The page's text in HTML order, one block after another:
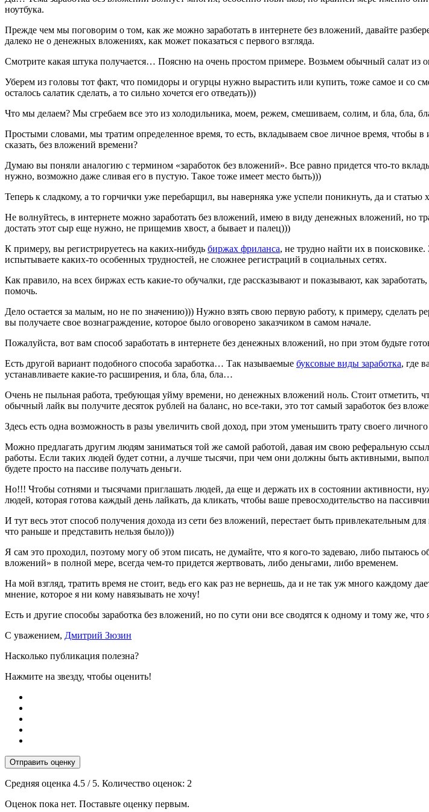
ноутбука.
Прежде чем мы поговорим о том, как же можно заработать в интернете без вложений, давайте
далеко не о денежных вложениях, как может показаться с первого взгляда.
Смотрите какая штука получается… Поясню на очень простом примере. Возьмем обычный салат из
Уберем из головы тот факт, что помидоры и огурцы нужно вырастить или купить, тоже самое и со
осталось салатик сделать, а то сильно хочется его отведать)))
Что мы делаем? Мы сгребаем все это из холодильника, моем, режем, смешиваем, солим, и бла, бла,
Простыми словами, мы тратим определенное время, то есть, вкладываем свое личное время, чтобы в
сказать, без вложений времени?
Думаю вы поняли аналогию с термином «заработок без вложений». Все равно придется что-то
нужно, возможно даже сливая его в пустую. Такое тоже имеет место быть)))
Теперь к сладкому, а то горчички уже перебарщил, вы наверняка уже успели поникнуть, да и статью
Не волнуйтесь, в интернете можно заработать без вложений, имею в виду денежных вложений, но
достать этот сыр еще нужно, не прищемив хвост, а бывает и палец)))
К примеру, вы регистрируетесь на каких-нибудь биржах фриланса, не трудно найти их в
испытываете каких-то особенных трудностей, не сложнее регистраций в социальных сетях.
Как правило, на всех биржах есть какие-то обучалки, где рассказывают и показывают, как
помочь.
Дело остается за малым, но не по значению))) Нужно взять свою первую работу, к примеру, сделать
вы получаете свое вознаграждение, которое было оговорено заказчиком в самом начале.
Пожалуйста, вот вам способ заработать в интернете без денежных вложений, но при этом будьте
Есть другой вариант подобного способа заработка… Так называемые буксовые виды заработка, где
устанавливаете какие-то расширения, и бла, бла, бла…
Очень не пыльная работа, требующая уйму времени, но денежных вложений ноль. Стоит отметить,
обычный лайк вы получите десяток рублей на баланс, но все-таки, это тот самый заработок без
Здесь есть одна возможность в разы увеличить свой доход, при этом уменьшить трату своего
Можно предлагать другим людям заниматься той же самой работой, давая им свою реферальную
работы. Если таких людей будет сотни, а лучше тысячи, при чем они должны быть активными,
будете просто на пассиве получать деньги.
Но!!! Чтобы сотнями и тысячами приглашать людей, да еще и держать их в состоянии активности,
людей, которая готова каждый день лайкать, да кликать, чтобы ваше превосходительство на
И тут весь этот способ получения дохода из сети без вложений, перестает быть привлекательным
что раньше и представить нельзя было)))
Я сам это проходил, поэтому могу об этом писать, не думайте, что я кого-то задеваю, либо
вложений» в полной мере, всегда чем-то придется жертвовать, либо деньгами, либо временем.
На мой взгляд, тратить время не стоит, ведь его как раз не вернешь, да и не так уж много каждому
мнение, которое я ни кому навязывать не хочу!
Есть и другие способы заработка без вложений, но по сути они все сводятся к одному и тому же,
С уважением, Дмитрий Зюзин
Насколько публикация полезна?
Нажмите на звезду, чтобы оценить!
Отправить оценку
Средняя оценка 4.5 / 5. Количество оценок: 2
Оценок пока нет. Поставьте оценку первым.